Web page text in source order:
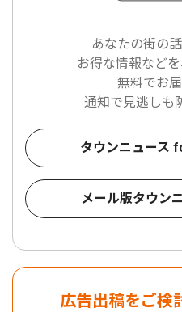
あなたの街の
お得な情報など
無料でお届
通知で見逃しも
タウンニュース
メール版タウン
広告出稿をご検